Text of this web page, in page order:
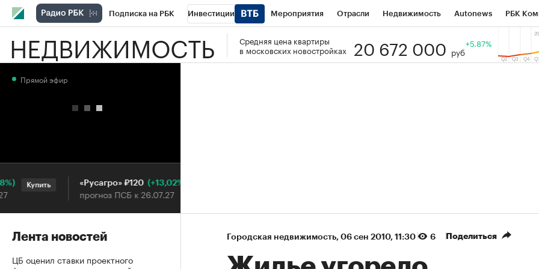
Подписка на РБК Инвестиции Мероприятия Отрасли Недвижимость Autonews РБК
РБК Вино Спорт Школа управления РБК РБК Образование Тренды
НЕДВИЖИМОСТЬ
Средняя цена квартиры
в московских новостройках
20 672 000 руб
+5.87%
Городская недвижимость⁠, 06 сен 2010, 11:30 6 Поделиться
Прямой эфир
Купить «Русагро» ₽120 (+13,02%)
прогноз ПСБ к 26.07.27
Купить
Лента новостей
ЦБ оценил ставки проектного